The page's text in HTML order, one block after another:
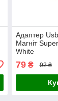
Адаптер
Магніт
White
79₴ 92 ₴